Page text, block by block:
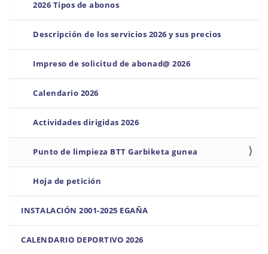
2026 Tipos de abonos
Descripción de los servicios 2026 y sus precios
Impreso de solicitud de abonad@ 2026
Calendario 2026
Actividades dirigidas 2026
Punto de limpieza BTT Garbiketa gunea
Hoja de petición
INSTALACIÓN 2001-2025 EGAÑA
CALENDARIO DEPORTIVO 2026